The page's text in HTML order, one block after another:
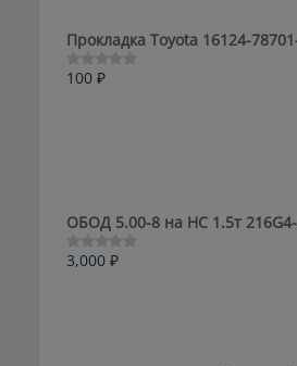
5
Прокладка Toyota 16124-
Оценка
100 ₽
ОБОД 5.00-8 на HC 1.5т
Оценка
3,000 ₽